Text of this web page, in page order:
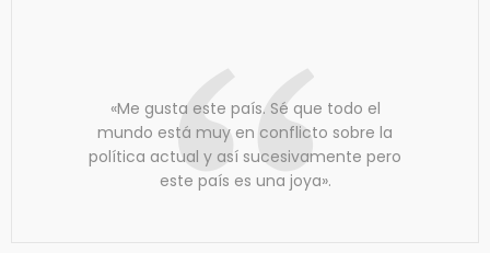
«Me gusta este país. Sé que todo el
mundo está muy en conflicto sobre la
política actual y así sucesivamente pero
este país es una joya».